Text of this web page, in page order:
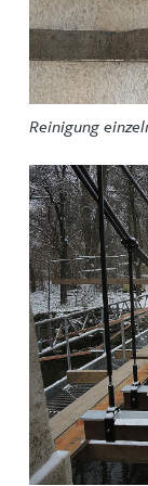
Reinigung